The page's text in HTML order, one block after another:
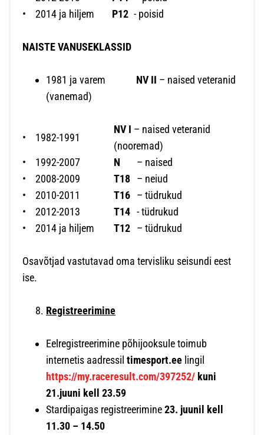
•
2014 ja hiljem P12 - poisid
NAISTE VANUSEKLASSID
1981 ja varem NV II – naised veteranid
(vanemad)
• 1982-1991
NV I – naised veteranid
(nooremad)
•
1992-2007 N
– naised
•
2008-2009 T18 – neiud
•
2010-2011 T16 – tüdrukud
•
2012-2013 T14 - tüdrukud
•
2014 ja hiljem T12 – tüdrukud
Osavõtjad vastutavad oma tervisliku seisundi eest
ise.
Registreerimine
Eelregistreerimine põhijooksule toimub
internetis aadressil timesport.ee lingil
https://my.raceresult.com/397252/ kuni
21.juuni kell 23.59
Stardipaigas registreerimine23. juunil kell
11.30 – 14.50